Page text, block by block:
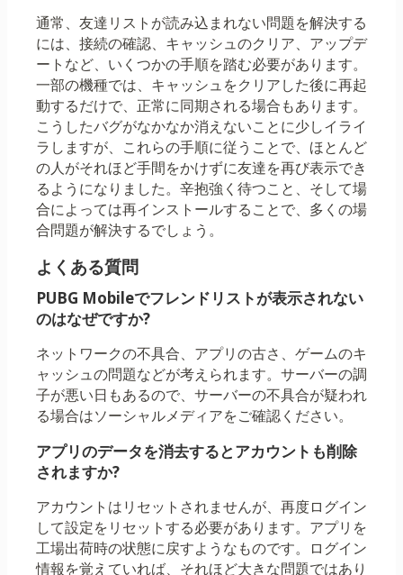
通常、友達リストが読み込まれない問題を解決する
には、接続の確認、キャッシュのクリア、アップデ
ートなど、いくつかの手順を踏む必要があります。
一部の機種では、キャッシュをクリアした後に再起
動するだけで、正常に同期される場合もあります。
こうしたバグがなかなか消えないことに少しイライ
ラしますが、これらの手順に従うことで、ほとんど
の人がそれほど手間をかけずに友達を再び表示でき
るようになりました。辛抱強く待つこと、そして場
合によっては再インストールすることで、多くの場
合問題が解決するでしょう。
よくある質問
PUBG Mobileでフレンドリストが表示されない
のはなぜですか?
ネットワークの不具合、アプリの古さ、ゲームのキ
ャッシュの問題などが考えられます。サーバーの調
子が悪い日もあるので、サーバーの不具合が疑われ
る場合はソーシャルメディアをご確認ください。
アプリのデータを消去するとアカウントも削除
されますか?
アカウントはリセットされませんが、再度ログイン
して設定をリセットする必要があります。アプリを
工場出荷時の状態に戻すようなものです。ログイン
情報を覚えていれば、それほど大きな問題ではあり